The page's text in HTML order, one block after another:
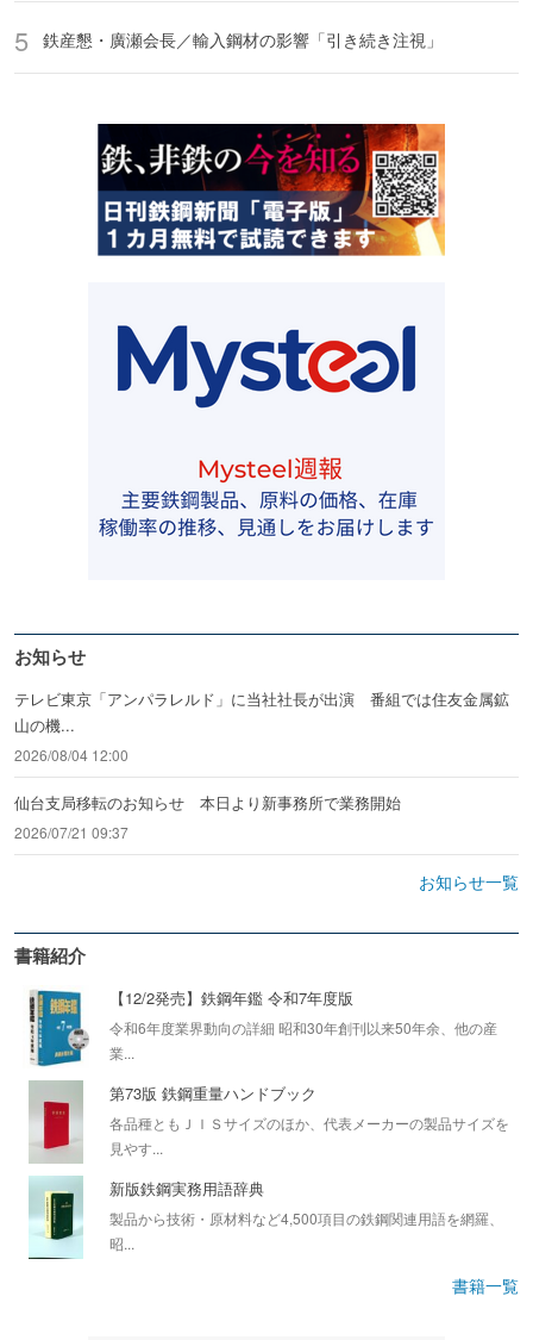
鉄産懇・廣瀬会長／輸入鋼材の影響「引き続き注視」
お知らせ
テレビ東京「アンパラレルド」に当社社長が出演 番組では住友金属鉱
山の機...
2026/08/04 12:00
仙台支局移転のお知らせ 本日より新事務所で業務開始
2026/07/21 09:37
お知らせ一覧
書籍紹介
【12/2発売】鉄鋼年鑑 令和7年度版
令和6年度業界動向の詳細 昭和30年創刊以来50年余、他の産
業...
第73版 鉄鋼重量ハンドブック
各品種ともＪＩＳサイズのほか、代表メーカーの製品サイズを
見やす...
新版鉄鋼実務用語辞典
製品から技術・原材料など4,500項目の鉄鋼関連用語を網羅、
昭...
書籍一覧